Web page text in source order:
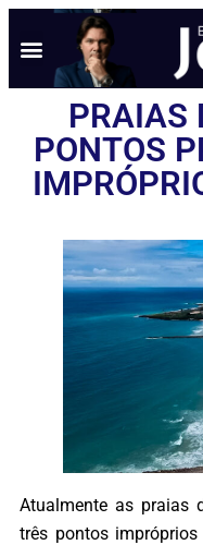
PRAIAS
PONTOS
Atualmente as praias
três pontos